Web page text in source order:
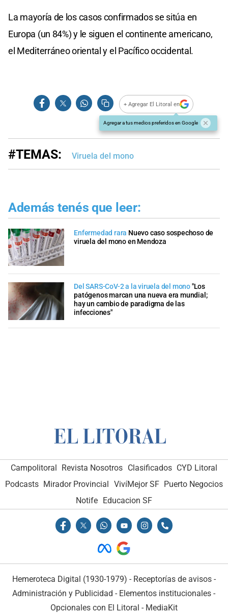
La mayoría de los casos confirmados se sitúa en
Europa (un 84%) y le siguen el continente americano,
el Mediterráneo oriental y el Pacífico occidental.
+ Agregar El Litoral en
Agregar a tus medios preferidos en Google
#TEMAS: Viruela del mono
Además tenés que leer:
Enfermedad rara Nuevo caso sospechoso de
viruela del mono en Mendoza
Del SARS-CoV-2 a la viruela del mono"Los
patógenos marcan una nueva era mundial;
hay un cambio de paradigma de las
infecciones"
Campolitoral Revista Nosotros Clasificados CYD Litoral
Podcasts Mirador Provincial VivíMejor SF Puerto Negocios
Notife
Educacion SF
Hemeroteca Digital (1930-1979) - Receptorías de avisos -
Administración y Publicidad - Elementos institucionales -
Opcionales con El Litoral - MediaKit